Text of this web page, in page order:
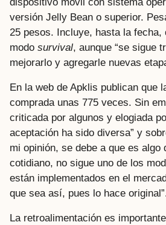
versión Jelly Bean o superior.
25 pesos. Incluye, hasta la
modo survival, aunque “se sigue
mejorarlo y agregarle nuevas
En la web de Apklis publican que
comprada unas 775 veces. Sin
criticada por algunos y elogiada
aceptación ha sido diversa” y
mi opinión, se debe a que es algo
cotidiano, no sigue uno de los
están implementados en el
que sea así, pues lo hace
La retroalimentación es